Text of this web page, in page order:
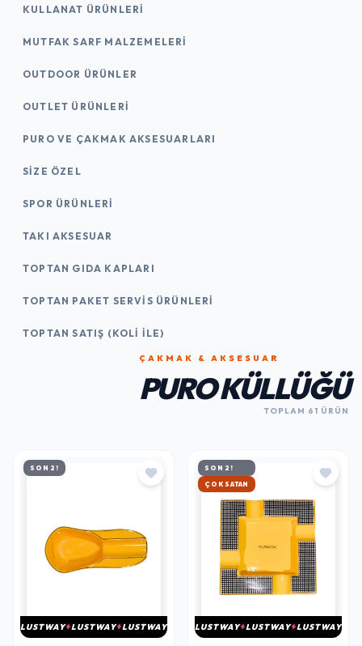
KULLANAT ÜRÜNLERI
MUTFAK SARF MALZEMELERI
OUTDOOR ÜRÜNLER
OUTLET ÜRÜNLERI
PURO VE ÇAKMAK AKSESUARLARI
SIZE ÖZEL
SPOR ÜRÜNLERI
TAKI AKSESUAR
TOPTAN GIDA KAPLARI
TOPTAN PAKET SERVIS ÜRÜNLERI
TOPTAN SATIŞ (KOLI İLE)
ÇAKMAK & AKSESUAR
PURO KÜLLÜĞÜ
TOPLAM 61 ÜRÜN
SON 2!
LUSTWAY LUSTWAY LUSTWAY
SON 2!
HIZLI KARGO
LUSTWAY LUSTWAY LUSTWAY